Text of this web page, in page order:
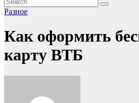
Разное
Как оформить
карту ВТБ